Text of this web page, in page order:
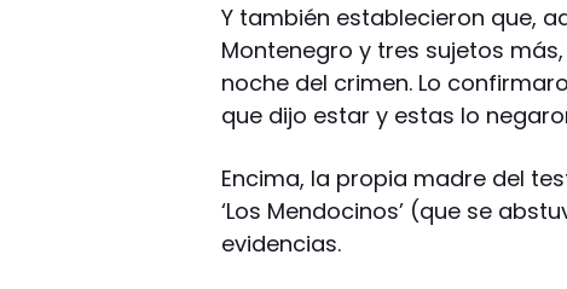
Y también establecieron que,
Montenegro y tres sujetos
noche del crimen. Lo
que dijo estar y estas lo
Encima, la propia madre del
‘Los Mendocinos’ (que se
evidencias.